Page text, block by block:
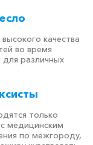
качества
во время
различных
только
медицинским
по межгороду,